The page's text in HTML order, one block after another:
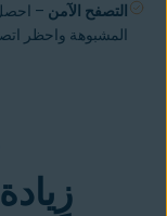
التصفح الآمن –
المشبوهة واحظر